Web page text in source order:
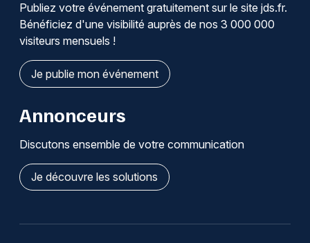
Publiez votre événement gratuitement sur le site jds.fr.
Bénéficiez d'une visibilité auprès de nos 3 000 000
visiteurs mensuels !
Je publie mon événement
Annonceurs
Discutons ensemble de votre communication
Je découvre les solutions